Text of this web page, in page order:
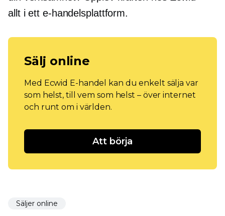
allt i ett e-handelsplattform.
Sälj online
Med Ecwid E-handel kan du enkelt sälja var
som helst, till vem som helst – över internet
och runt om i världen.
Att börja
Säljer online